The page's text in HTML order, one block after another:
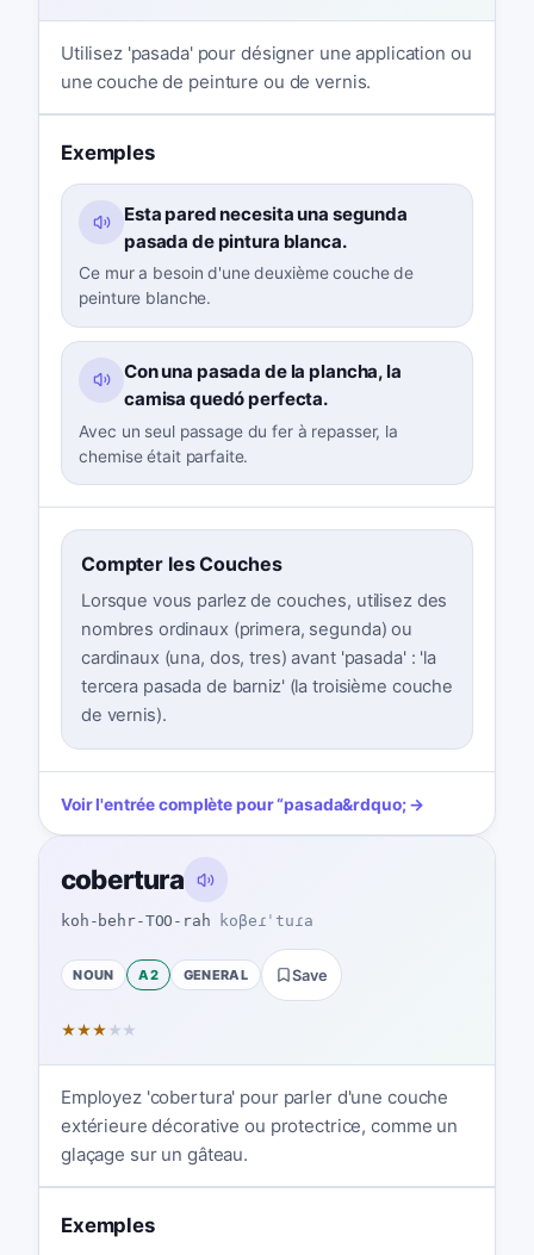
Utilisez 'pasada' pour désigner une application ou
une couche de peinture ou de vernis.
Exemples
Esta pared necesita una segunda
pasada de pintura blanca.
Ce mur a besoin d'une deuxième couche de
peinture blanche.
Con una pasada de la plancha, la
camisa quedó perfecta.
Avec un seul passage du fer à repasser, la
chemise était parfaite.
Compter les Couches
Lorsque vous parlez de couches, utilisez des
nombres ordinaux (primera, segunda) ou
cardinaux (una, dos, tres) avant 'pasada' : 'la
tercera pasada de barniz' (la troisième couche
de vernis).
Voir l'entrée complète pour“pasada&rdquo; →
cobertura
koh-behr-TOO-rah koβeɾˈtuɾa
NOUN A2 GENERAL Save
★★★ ★ ★
Employez 'cobertura' pour parler d'une couche
extérieure décorative ou protectrice, comme un
glaçage sur un gâteau.
Exemples